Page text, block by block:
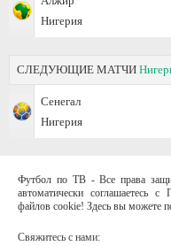
Нигерия
СЛЕДУЮЩИЕ МАТЧИ
Сенегал
Нигерия
Футбол по ТВ - Все права
автоматически соглашаетесь с
файлов cookie! Здесь вы можете
Свяжитесь с нами: